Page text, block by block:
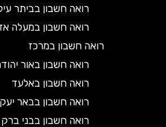
רואה חשבון בביתר עילית
רואה חשבון במעלה אדומים
רואה חשבון במרכז
רואה חשבון באור יהודה
רואה חשבון באלעד
רואה חשבון בבאר יעקב
רואה חשבון בבני ברק